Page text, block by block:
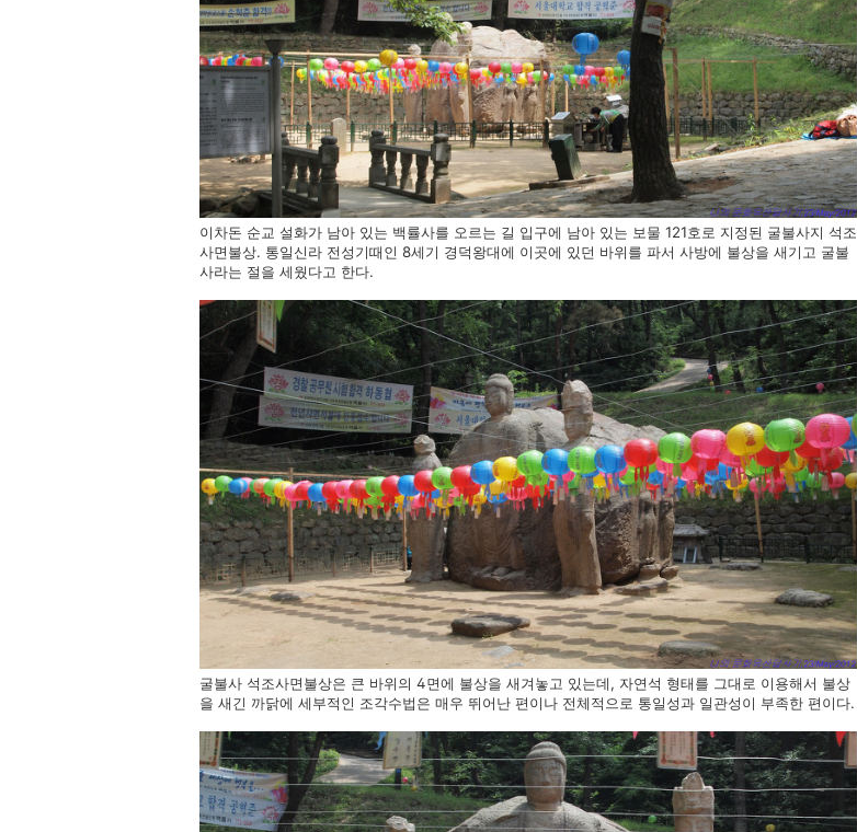
이차돈 순교 설화가 남아 있는 백률사를 오르는 길 입구에 남아 있는 보물 121호로 지정된 굴불사지 석조
사면불상. 통일신라 전성기때인 8세기 경덕왕대에 이곳에 있던 바위를 파서 사방에 불상을 새기고 굴불
사라는 절을 세웠다고 한다.
굴불사 석조사면불상은 큰 바위의 4면에 불상을 새겨놓고 있는데, 자연석 형태를 그대로 이용해서 불상
을 새긴 까닭에 세부적인 조각수법은 매우 뛰어난 편이나 전체적으로 통일성과 일관성이 부족한 편이다.